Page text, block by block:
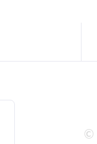
©